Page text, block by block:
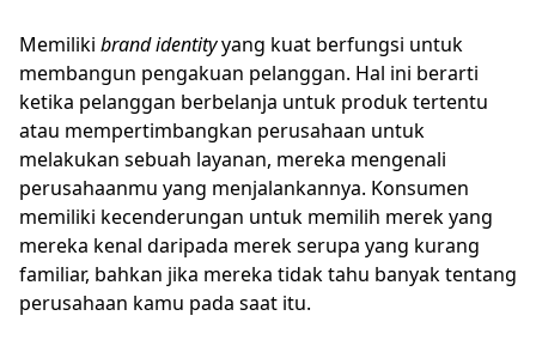
Memiliki brand identityyang kuat berfungsi untuk
membangun pengakuan pelanggan. Hal ini berarti
ketika pelanggan berbelanja untuk produk tertentu
atau mempertimbangkan perusahaan untuk
melakukan sebuah layanan, mereka mengenali
perusahaanmu yang menjalankannya. Konsumen
memiliki kecenderungan untuk memilih merek yang
mereka kenal daripada merek serupa yang kurang
familiar, bahkan jika mereka tidak tahu banyak tentang
perusahaan kamu pada saat itu.